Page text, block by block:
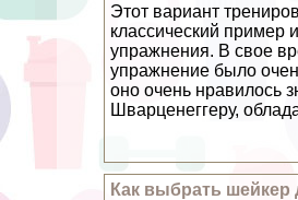
Этот вариант
классический пример
упражнения. В свое
упражнение было
оно очень нравилось
Шварценеггеру,
Как выбрать шейкер